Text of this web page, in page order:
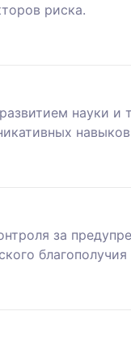
риска.
науки
за
благополучия